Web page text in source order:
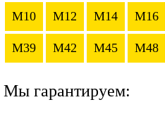
M10 M12 M14 M16
M39 M42 M45 M48
Мы гарантируем: